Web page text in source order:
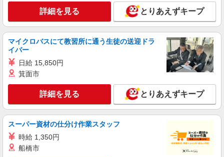
［正社員］ 月給 ：22万円〜＋各種手当(家族手
当・住宅手当・通勤交通費/上限25,000円) ※固定
残業代を含む 固定残業代：2万9200円／20時間 ※
固定残業代は残業がない場合も支給し、超過分は
別途支給する
アトレ亀戸 東京都江東区亀戸5-1-1
詳細を見る
職業紹介
マンション警備兼コンシェルジュスタッフ（フ
ルタイム勤務）
時給1300円 ※深夜時給1625円 ※1勤務15,925
円 ※研修期間（5日間）も同条件
詳細を見る とりあえずキープ
マイクロバスにて教習所に通う生徒の送迎ドラ
イバー
日給 15,850円
箕面市
詳細を見る とりあえずキープ
スーパー資材の仕分け作業スタッフ
時給 1,350円
船橋市